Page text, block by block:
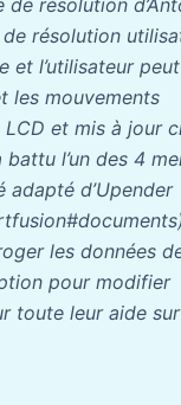
résolution
résolution
et l’utilisateur peut
les mouvements
LCD et mis à jour
l’un des 4
d’Upender
les données
pour modifier
toute leur aide